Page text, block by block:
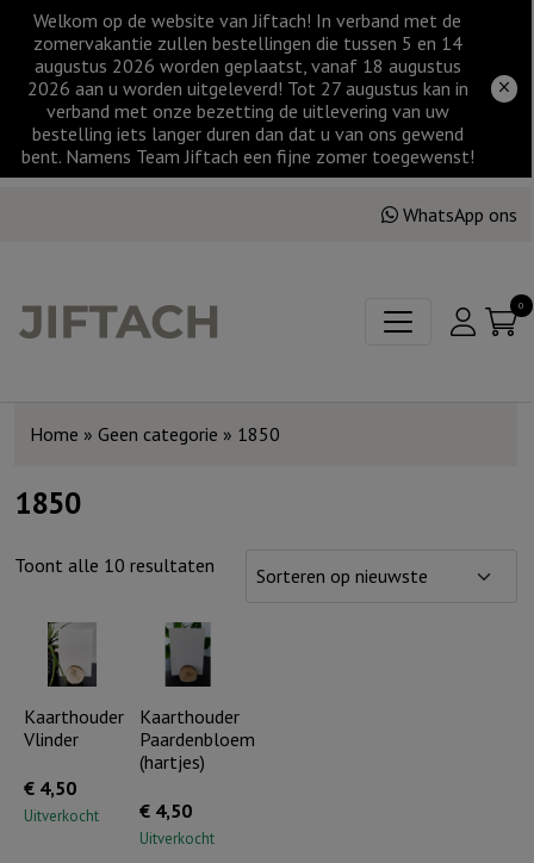
Welkom op de website van Jiftach! In verband met de
zomervakantie zullen bestellingen die tussen 5 en 14
augustus 2026 worden geplaatst, vanaf 18 augustus
2026 aan u worden uitgeleverd! Tot 27 augustus kan in
verband met onze bezetting de uitlevering van uw
bestelling iets langer duren dan dat u van ons gewend
bent. Namens Team Jiftach een fijne zomer toegewenst!
WhatsApp ons
0
Home » Geen categorie » 1850
1850
Toont alle 10 resultaten
Kaarthouder
Vlinder
€ 4,50
Uitverkocht
Kaarthouder
Paardenbloem
(hartjes)
€ 4,50
Uitverkocht